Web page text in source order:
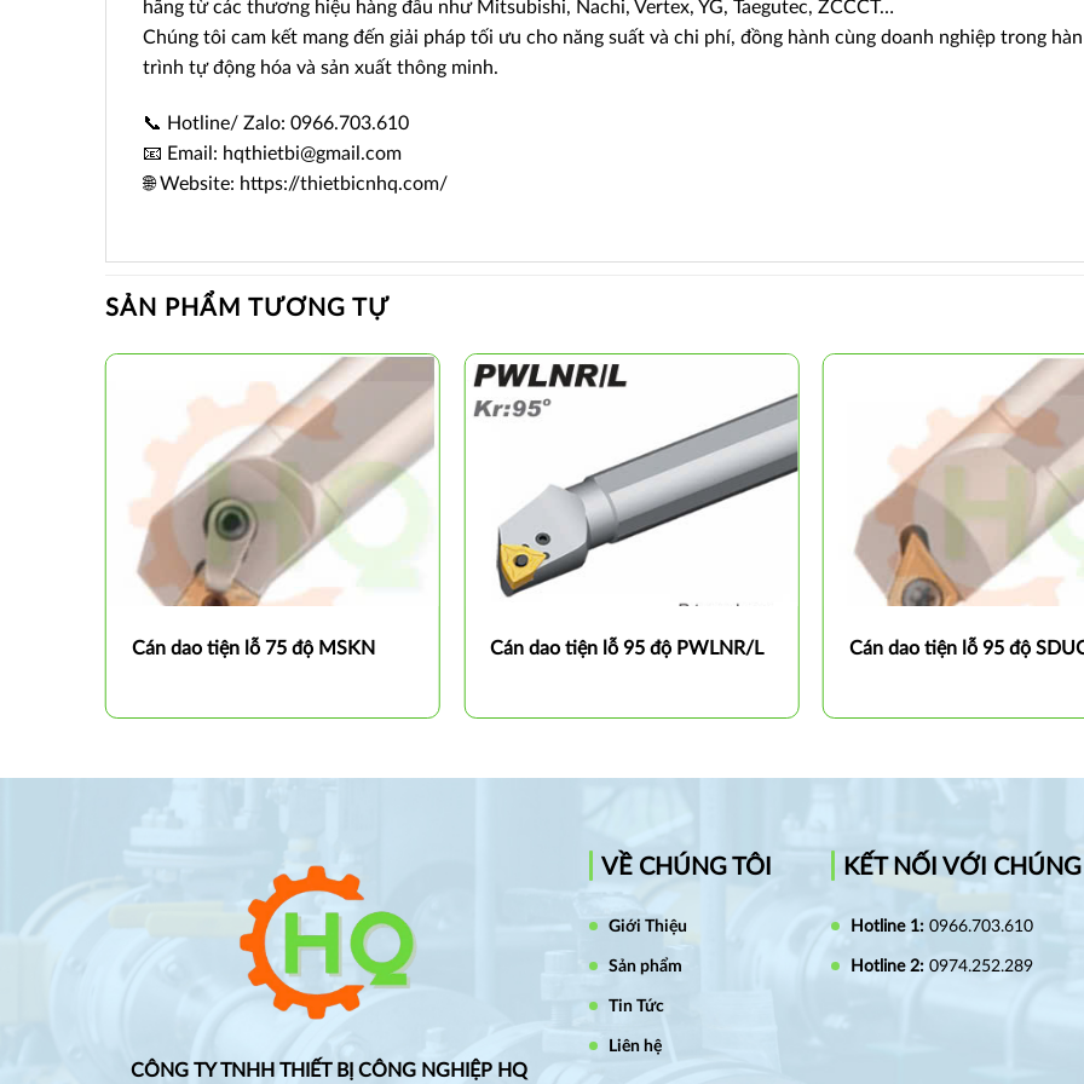
hãng từ các thương hiệu hàng đầu như Mitsubishi, Nachi, Vertex, YG, Taegutec, ZCCCT…
Chúng tôi cam kết mang đến giải pháp tối ưu cho năng suất và chi phí, đồng hành cùng doanh nghiệp trong
trình tự động hóa và sản xuất thông minh.
📞 Hotline/ Zalo: 0966.703.610
📧 Email: hqthietbi@gmail.com
🌐 Website: https://thietbicnhq.com/
SẢN PHẨM TƯƠNG TỰ
Cán dao tiện lỗ 75 độ MSKN Cán dao tiện lỗ 95 độ PWLNR/L Cán dao tiện lỗ 95 độ
CÔNG TY TNHH THIẾT BỊ CÔNG NGHIỆP HQ
VỀ CHÚNG TÔI
Giới Thiệu
Sản phẩm
Tin Tức
Liên hệ
KẾT NỐI VỚI
Hotline 1: 0966.703.610
Hotline 2: 0974.252.289